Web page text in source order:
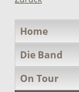
überspringen
Home
Die Band
On Tour